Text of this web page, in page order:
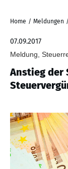
Home / Meldungen /
07.09.2017
Meldung,
Anstieg der